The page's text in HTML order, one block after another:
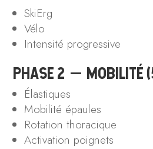
SkiErg
Vélo
Intensité progressive
PHASE 2 — MOBILITÉ
Élastiques
Mobilité épaules
Rotation thoracique
Activation poignets